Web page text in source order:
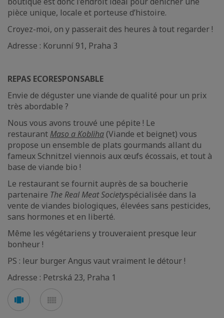
pièce unique, locale et porteuse d’histoire.
Croyez-moi, on y passerait des heures à tout regarder !
Adresse : Korunní 91, Praha 3
REPAS ECORESPONSABLE
Envie de déguster une viande de qualité pour un prix
très abordable ?
Nous vous avons trouvé une pépite ! Le
restaurant Maso a Kobliha (Viande et beignet) vous
propose un ensemble de plats gourmands allant du
fameux Schnitzel viennois aux œufs écossais, et tout à
base de viande bio !
Le restaurant se fournit auprès de sa boucherie
partenaire The Real Meat Societyspécialisée dans la
vente de viandes biologiques, élevées sans pesticides,
sans hormones et en liberté.
Même les végétariens y trouveraient presque leur
bonheur !
PS : leur burger Angus vaut vraiment le détour !
Adresse : Petrská 23, Praha 1
Voir
en
en